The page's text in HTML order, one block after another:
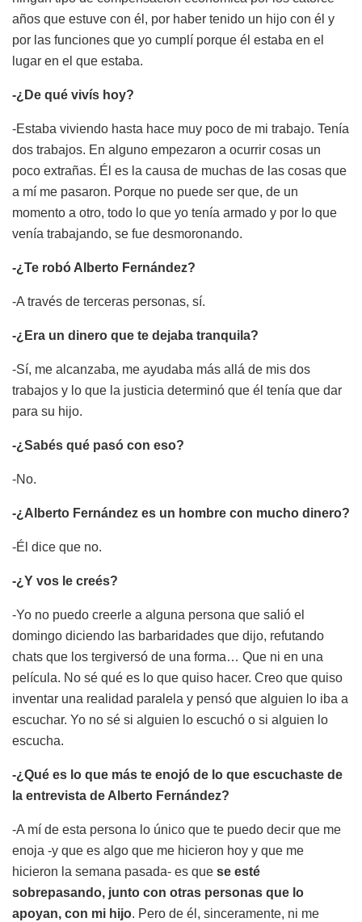
años que estuve con él, por haber tenido un hijo con él y
por las funciones que yo cumplí porque él estaba en el
lugar en el que estaba.
-¿De qué vivís hoy?
-Estaba viviendo hasta hace muy poco de mi trabajo. Tenía
dos trabajos. En alguno empezaron a ocurrir cosas un
poco extrañas. Él es la causa de muchas de las cosas que
a mí me pasaron. Porque no puede ser que, de un
momento a otro, todo lo que yo tenía armado y por lo que
venía trabajando, se fue desmoronando.
-¿Te robó Alberto Fernández?
-A través de terceras personas, sí.
-¿Era un dinero que te dejaba tranquila?
-Sí, me alcanzaba, me ayudaba más allá de mis dos
trabajos y lo que la justicia determinó que él tenía que dar
para su hijo.
-¿Sabés qué pasó con eso?
-No.
-¿Alberto Fernández es un hombre con mucho dinero?
-Él dice que no.
-¿Y vos le creés?
-Yo no puedo creerle a alguna persona que salió el
domingo diciendo las barbaridades que dijo, refutando
chats que los tergiversó de una forma… Que ni en una
película. No sé qué es lo que quiso hacer. Creo que quiso
inventar una realidad paralela y pensó que alguien lo iba a
escuchar. Yo no sé si alguien lo escuchó o si alguien lo
escucha.
-¿Qué es lo que más te enojó de lo que escuchaste de
la entrevista de Alberto Fernández?
-A mí de esta persona lo único que te puedo decir que me
enoja -y que es algo que me hicieron hoy y que me
hicieron la semana pasada- es que se esté
sobrepasando, junto con otras personas que lo
apoyan, con mi hijo. Pero de él, sinceramente, ni me